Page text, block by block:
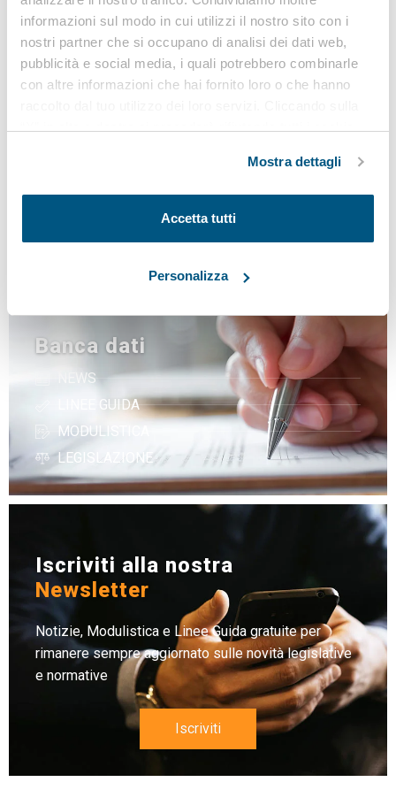
informazioni sul modo in cui utilizzi il nostro sito con i
nostri partner che si occupano di analisi dei dati web,
pubblicità e social media, i quali potrebbero combinarle
con altre informazioni che hai fornito loro o che hanno
Mostra dettagli
Accetta tutti
Personalizza
INVIA
Banca dati
NEWS
LINEE GUIDA
MODULISTICA
LEGISLAZIONE
ambiente
Iscriviti alla nostra
Newsletter
Notizie, Modulistica e Linee Guida gratuite per
rimanere sempre aggiornato sulle novità legislative
e normative
Iscriviti